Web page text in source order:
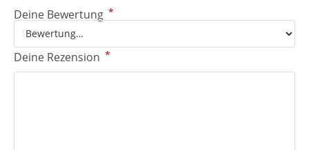
Deine Bewertung *
Deine Rezension *